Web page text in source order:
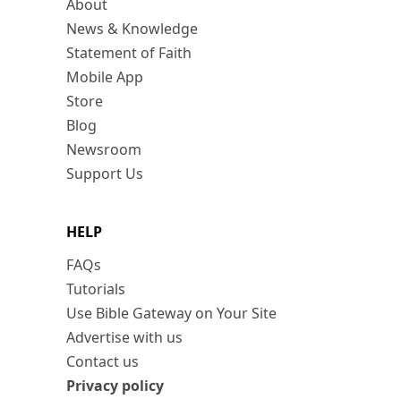
About
News & Knowledge
Statement of Faith
Mobile App
Store
Blog
Newsroom
Support Us
HELP
FAQs
Tutorials
Use Bible Gateway on Your Site
Advertise with us
Contact us
Privacy policy